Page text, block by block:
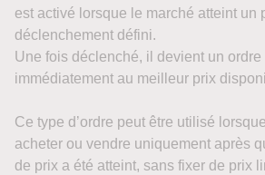
est activé lorsque le marché atteint un
déclenchement défini.
Une fois déclenché, il devient un
immédiatement au meilleur prix
Ce type d’ordre peut être utilisé
acheter ou vendre uniquement après
de prix a été atteint, sans fixer de prix